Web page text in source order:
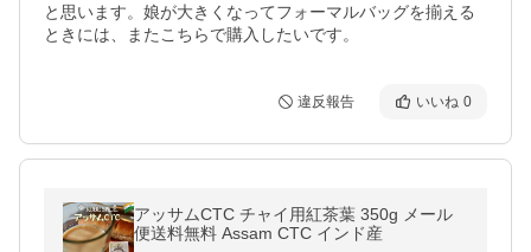
と思います。娘が大きくなってフォーマルバッグを揃える
ときには、またこちらで購入したいです。
違反報告 いいね 0
アッサムCTC チャイ用紅茶葉 350g メール
便送料無料 Assam CTC インド産